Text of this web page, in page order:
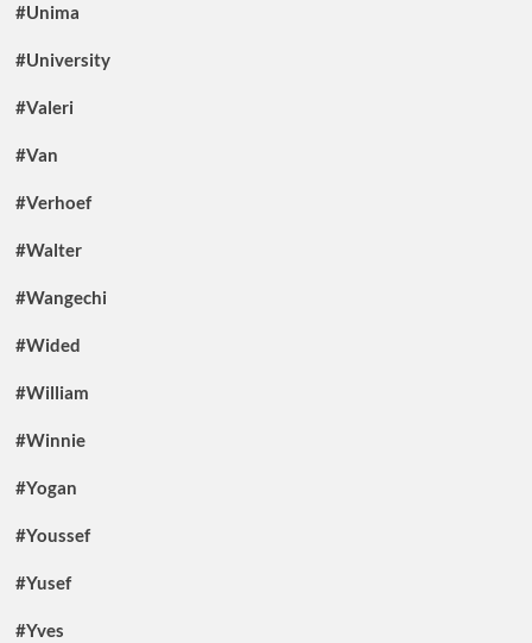
#Unima
#University
#Valeri
#Van
#Verhoef
#Walter
#Wangechi
#Wided
#William
#Winnie
#Yogan
#Youssef
#Yusef
#Yves